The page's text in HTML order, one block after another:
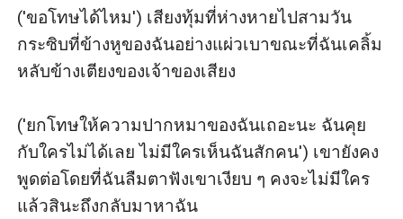
('ขอโทษได้ไหม') เสียงทุ้มที่ห่างหายไปสามวัน
กระซิบที่ข้างหูของฉันอย่างแผ่วเบาขณะที่ฉันเคลิ้ม
หลับข้างเตียงของเจ้าของเสียง
('ยกโทษให้ความปากหมาของฉันเถอะนะ ฉันคุย
กับใครไม่ได้เลย ไม่มีใครเห็นฉันสักคน') เขายังคง
พูดต่อโดยที่ฉันลืมตาฟังเขาเงียบ ๆ คงจะไม่มีใคร
แล้วสินะถึงกลับมาหาฉัน